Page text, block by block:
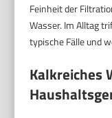
Feinheit der
Wasser. Im Alltag
typische Fälle und
Kalkreiches